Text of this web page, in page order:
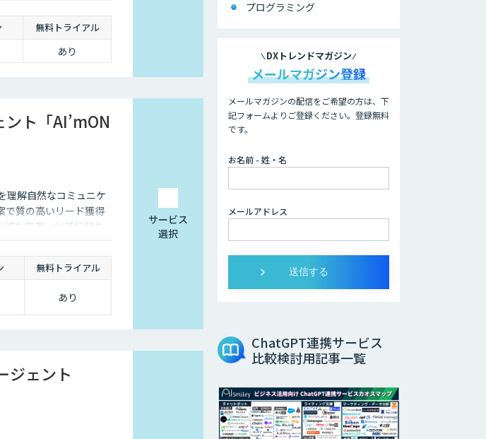
無料トライアル
あり
ト「AI’mON
理解自然なコミュニケ
で質の高いリード獲得
も実現。対話記録の
無料トライアル
あり
サービス
選択
ジェント
プログラミング
DXトレンドマガジン
メールマガジン登録
メールマガジンの配信をご希望の方は、下
記フォームよりご登録ください。登録無料
です。
お名前 - 姓・名
メールアドレス
ChatGPT連携サービス
比較検討用記事一覧